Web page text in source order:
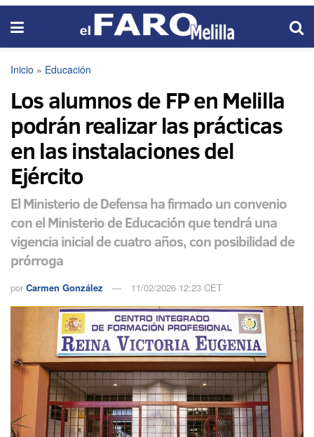
Inicio » Educación
Los alumnos de FP en Melilla
podrán realizar las prácticas
en las instalaciones del
Ejército
El Ministerio de Defensa ha firmado un convenio
con el Ministerio de Educación que tendrá una
vigencia inicial de cuatro años, con posibilidad de
prórroga
por Carmen González 11/02/2026 12:23 CET